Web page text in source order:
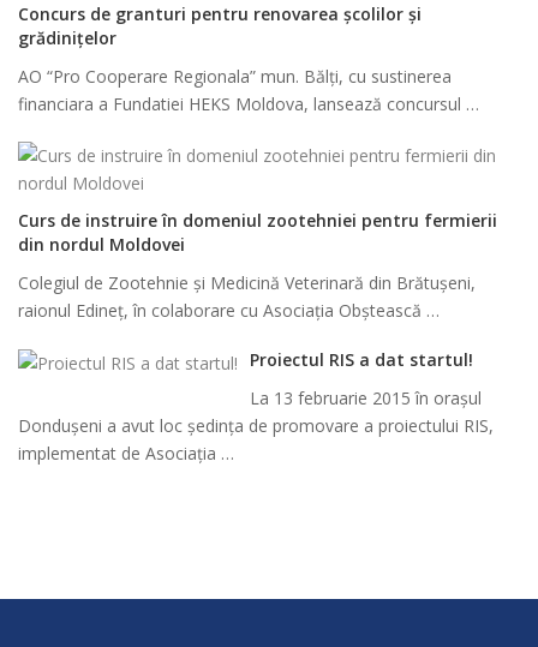
Concurs de granturi pentru renovarea școlilor și
grădinițelor
AO “Pro Cooperare Regionala” mun. Bălți, cu sustinerea
financiara a Fundatiei HEKS Moldova, lansează concursul …
Curs de instruire în domeniul zootehniei pentru fermierii
din nordul Moldovei
Colegiul de Zootehnie și Medicină Veterinară din Brătușeni,
raionul Edineț, în colaborare cu Asociația Obștească …
Proiectul RIS a dat startul!
La 13 februarie 2015 în orașul
Dondușeni a avut loc ședința de promovare a proiectului RIS,
implementat de Asociația …